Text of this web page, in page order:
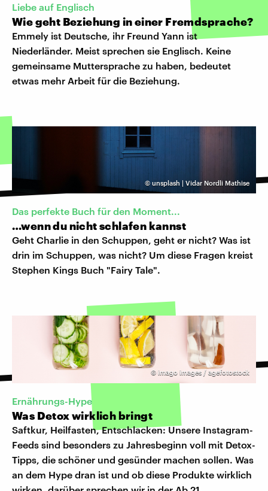
Liebe auf Englisch
Wie geht Beziehung in einer Fremdsprache?
Emmely ist Deutsche, ihr Freund Yann ist
Niederländer. Meist sprechen sie Englisch. Keine
gemeinsame Muttersprache zu haben, bedeutet
etwas mehr Arbeit für die Beziehung.
© unsplash | Vidar Nordli Mathise
Das perfekte Buch für den Moment...
…wenn du nicht schlafen kannst
Geht Charlie in den Schuppen, geht er nicht? Was ist
drin im Schuppen, was nicht? Um diese Fragen kreist
Stephen Kings Buch "Fairy Tale".
© imago images / agefotostock
Ernährungs-Hype
Was Detox wirklich bringt
Saftkur, Heilfasten, Entschlacken: Unsere Instagram-
Feeds sind besonders zu Jahresbeginn voll mit Detox-
Tipps, die schöner und gesünder machen sollen. Was
an dem Hype dran ist und ob diese Produkte wirklich